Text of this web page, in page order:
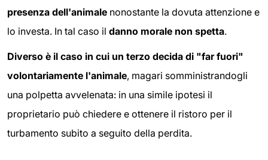
presenza dell'animale nonostante la dovuta attenzione e
lo investa. In tal caso il danno morale non spetta.
Diverso è il caso in cui un terzo decida di "far fuori"
volontariamente l'animale, magari somministrandogli
una polpetta avvelenata: in una simile ipotesi il
proprietario può chiedere e ottenere il ristoro per il
turbamento subito a seguito della perdita.